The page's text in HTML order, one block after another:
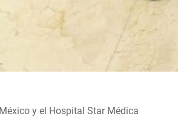
y el Hospital Star Médica